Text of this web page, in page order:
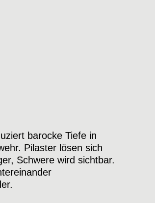
Unterhaltung. Wir
struktureller Identität
Struktur der Wille zum
barocke Tiefe in
Pilaster lösen sich
Schwere wird sichtbar.